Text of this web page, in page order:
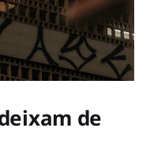
de